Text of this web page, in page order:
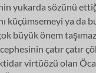
yukarda sözünü
küçümsemeyi ya da
büyük önem
çatır çatır
virtüözü olan